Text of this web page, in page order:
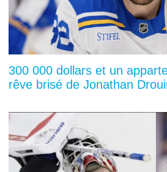
300 000 dollars et un
rêve brisé de Jonathan